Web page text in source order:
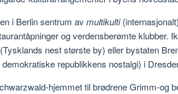
i Berlin sentrum av multikulti
og verdensberømte klubber.
nest største by) eller bystaten
republikkens nostalgi) i
hjemmet til brødrene Grimm-og